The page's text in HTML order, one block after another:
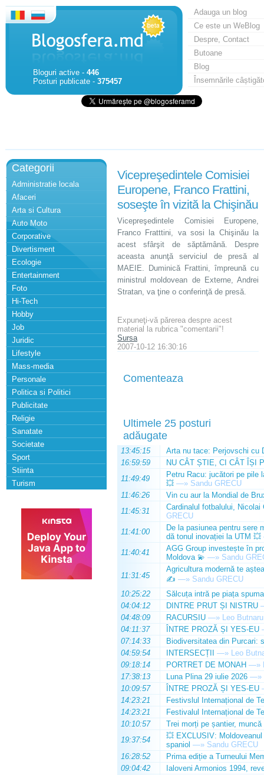
Bloguri active - 446
Posturi publicate - 375457
Adauga un blog
Ce este un WeBlog
Despre, Contact
Butoane
Blog
Însemnările
Categorii
Administratie locala
Afaceri
Arta si Cultura
Auto Moto
Corporative
Divertisment
Ecologie
Entertainment
Foto
Hi-Tech
Hobby
Job
Juridic
Lifestyle
Mass-media
Personale
Politica si Politici
Publicitate
Religie
Sanatate
Societate
Sport
Stiinta
Turism
Vicepreşedintele Comisiei
Europene, Franco Frattini,
soseşte în vizită la Chişinău
Vicepreşedintele Comisiei Europene,
Franco Fratttini, va sosi la Chişinău la
acest sfârşit de săptămână. Despre
aceasta anunţă serviciul de presă al
MAEIE. Duminică Frattini, împreună cu
ministrul moldovean de Externe, Andrei
Stratan, va ţine o conferinţă de presă.
Expuneţi-vă părerea despre acest
material la rubrica "comentarii"!
Sursa
2007-10-12 16:30:16
Comenteaza
Ultimele 25 posturi
adăugate
13:45:15
Arta nu tace: Perjovschi cu
16:59:59
NU CÂT ȘTIE, CI CÂT ÎȘI
11:49:49
Petru Racu: jucători pe pile
💥 —» Sandu GRECU
11:46:26
Vin cu aur la Mondial de
11:45:31
Cardinalul fotbalului,
GRECU
11:41:00
De la pasiunea pentru sere
dă tonul inovației la UTM 💥
11:40:41
AGG Group investește în
Moldova 💫 —» Sandu
11:31:45
Agricultura modernă te
✍️ —» Sandu GRECU
10:25:22
Sălcuța intră pe piața
04:04:12
DINTRE PRUT ȘI NISTRU
04:48:09
RACURSIU —» Leo Butnaru
04:11:37
ÎNTRE PROZĂ ȘI YES-EU
07:14:33
Biodiversitatea din Purcari:
04:59:54
INTERSECȚII —» Leo
09:18:14
PORTRET DE MONAH —»
17:38:13
Luna Plina 29 iulie 2026 —»
10:09:57
ÎNTRE PROZĂ ȘI YES-EU
14:23:21
Festivslul Internațional de
14:23:21
Festivalul Internațional de
10:10:57
Trei morți pe șantier, muncă
19:37:54
💥 EXCLUSIV:
spaniol —» Sandu GRECU
16:28:52
Prima ediție a Turneului
09:04:42
Ialoveni Armonios 1994,